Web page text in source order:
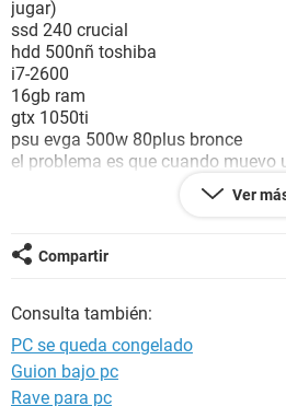
jugar)
ssd 240 crucial
hdd 500nñ toshiba
i7-2600
16gb ram
gtx 1050ti
psu evga 500w 80plus bronce
el problema es que cuando muevo
golpeo un poco el escritorio se me
duro en otro pc y me anda bien
ya no se que mas probar se
Ver
Compartir
Consulta también:
PC se queda congelado
Guion bajo pc
Rave para pc